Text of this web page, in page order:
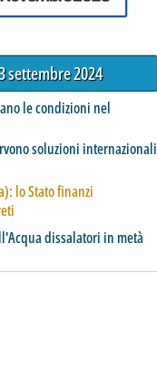
settembre 2024
le condizioni nel
soluzioni internazionali
lo Stato finanzi
dissalatori in metà